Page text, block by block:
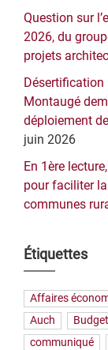
Question sur
2026, du
projets
Désertification
Montaugé
déploiement
juin 2026
En 1ère
pour faciliter
communes
Étiquettes
Affaires
Auch
Budget
communiqué